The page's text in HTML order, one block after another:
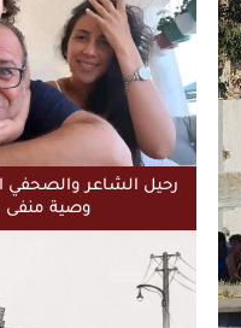
رحيل الشاعر والصحفي
وصية منفى